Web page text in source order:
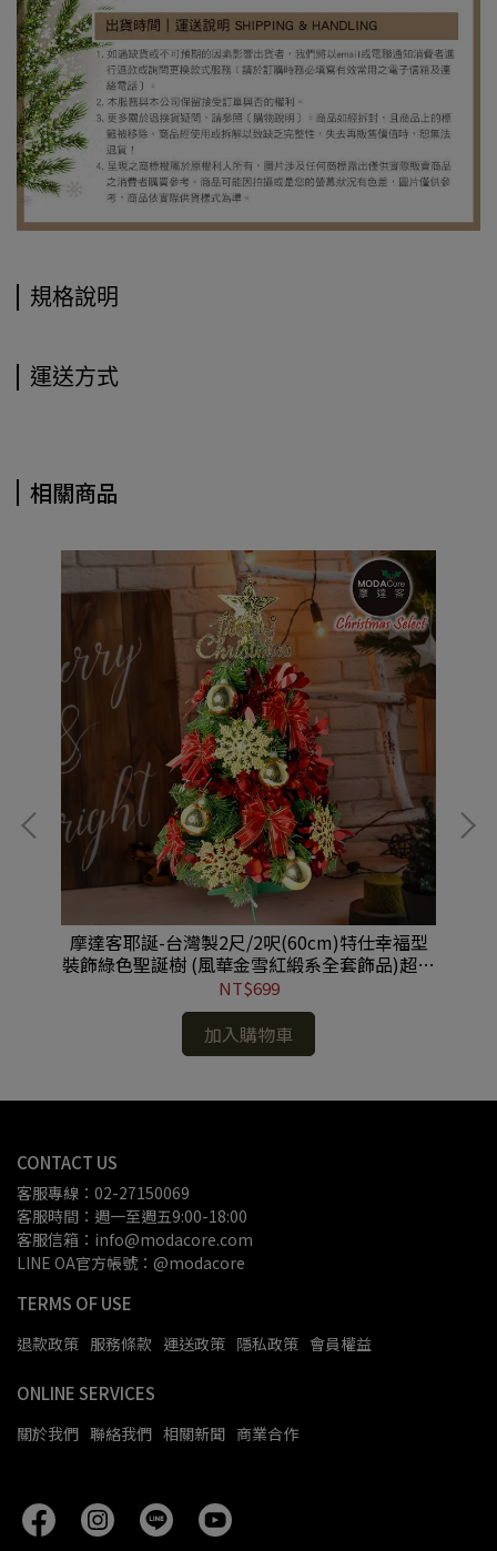
規格說明
運送方式
相關商品
摩達客耶誕-台灣製2尺/2呎(60cm)特仕幸福型
裝飾綠色聖誕樹 (風華金雪紅緞系全套飾品)超值
組不含燈/本島免運費 #YS-HGT2202001
NT$699
加入購物車
CONTACT US
客服專線：02-27150069
客服時間：週一至週五9:00-18:00
客服信箱：info@modacore.com
LINE OA官方帳號：@modacore
TERMS OF USE
退款政策 服務條款 運送政策 隱私政策 會員權益
ONLINE SERVICES
關於我們 聯絡我們 相關新聞 商業合作